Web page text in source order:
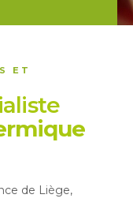
ET
de Liège,